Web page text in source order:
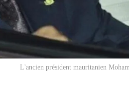
L'ancien président mauritanien